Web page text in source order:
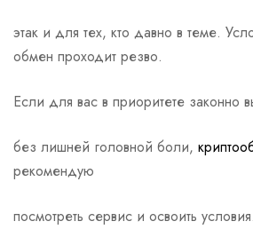
этак и для тех, кто давно в теме.
обмен проходит резво.
Если для вас в приоритете законно
без лишней головной боли,
рекомендую
посмотреть сервис и освоить условия.